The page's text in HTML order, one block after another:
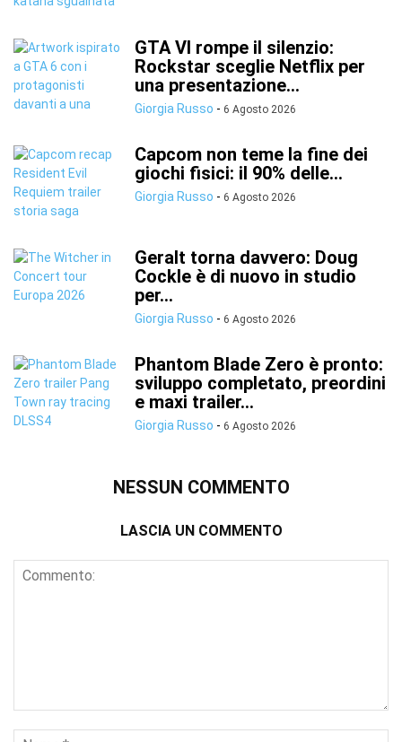
GTA VI rompe il silenzio:
Rockstar sceglie Netflix per
una presentazione...
Giorgia Russo - 6 Agosto 2026
Capcom non teme la fine dei
giochi fisici: il 90% delle...
Giorgia Russo - 6 Agosto 2026
Geralt torna davvero: Doug
Cockle è di nuovo in studio
per...
Giorgia Russo - 6 Agosto 2026
Phantom Blade Zero è pronto:
sviluppo completato, preordini
e maxi trailer...
Giorgia Russo - 6 Agosto 2026
NESSUN COMMENTO
LASCIA UN COMMENTO